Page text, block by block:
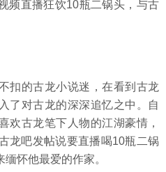
频直播狂饮10瓶二锅头，与古
扣的古龙小说迷，在看到古龙
了对古龙的深深追忆之中。自
欢古龙笔下人物的江湖豪情，
龙吧发帖说要直播喝10瓶二锅
怀他最爱的作家。